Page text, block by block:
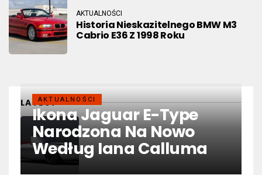
AKTUALNOŚCI
Historia Nieskazitelnego BMW M3
Cabrio E36 Z 1998 Roku
LATESTAKTUALNOŚCI
Ikona Jaguar E-Type
Narodzona Na Nowo
Według Iana Calluma